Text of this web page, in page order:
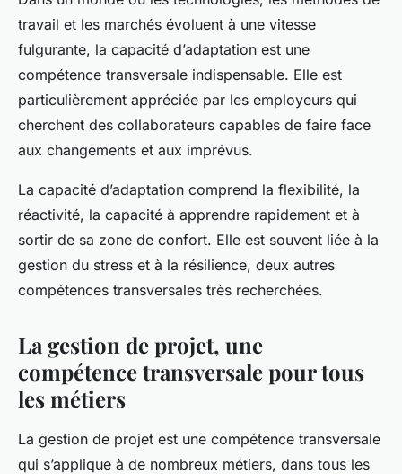
travail et les marchés évoluent à une vitesse
fulgurante, la capacité d’adaptation est une
compétence transversale indispensable. Elle est
particulièrement appréciée par les employeurs qui
cherchent des collaborateurs capables de faire face
aux changements et aux imprévus.
La capacité d’adaptation comprend la flexibilité, la
réactivité, la capacité à apprendre rapidement et à
sortir de sa zone de confort. Elle est souvent liée à la
gestion du stress et à la résilience, deux autres
compétences transversales très recherchées.
La gestion de projet, une
compétence transversale pour tous
les métiers
La gestion de projet est une compétence transversale
qui s’applique à de nombreux métiers, dans tous les